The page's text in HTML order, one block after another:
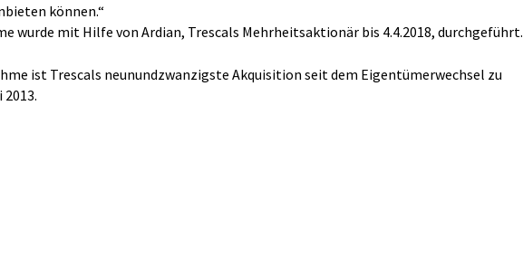
können.“
wurde mit Hilfe von Ardian, Trescals Mehrheitsaktionär bis 4.4.2018, durchgeführt.
ist Trescals neunundzwanzigste Akquisition seit dem Eigentümerwechsel zu